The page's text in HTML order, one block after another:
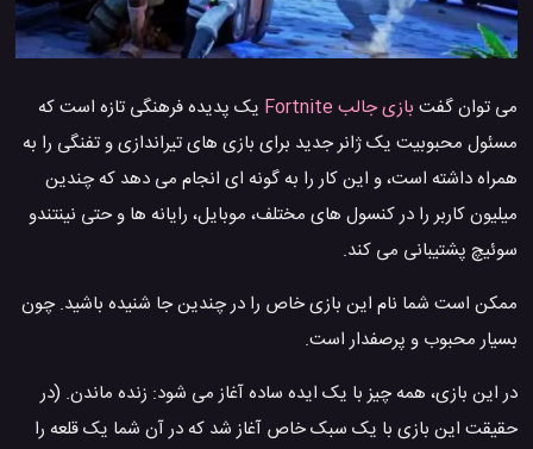
می توان گفت بازی جالب Fortnite
یک پدیده فرهنگی تازه است که
مسئول محبوبیت یک ژانر جدید برای بازی های تیراندازی و تفنگی را به
همراه داشته است، و این کار را به گونه ای انجام می دهد که چندین
میلیون کاربر را در کنسول های مختلف، موبایل، رایانه ها و حتی نینتندو
سوئیچ پشتیبانی می کند.
ممکن است شما نام این بازی خاص را در چندین جا شنیده باشید. چون
بسیار محبوب و پرصفدار است.
در این بازی، همه چیز با یک ایده ساده آغاز می شود: زنده ماندن. (در
حقیقت این بازی با یک سبک خاص آغاز شد که در آن شما یک قلعه را